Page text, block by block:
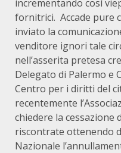
incrementando così
fornitrici. Accade pure
inviato la
venditore ignori tale
nell’asserita pretesa
Delegato di Palermo e
Centro per i diritti del
recentemente
chiedere la
riscontrate ottenendo
Nazionale